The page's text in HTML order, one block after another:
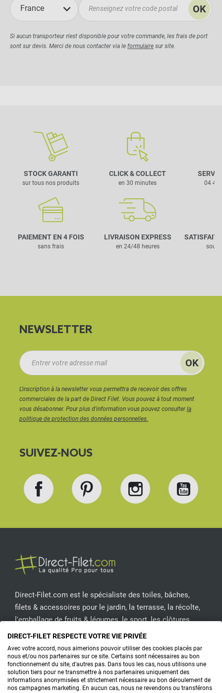
France OK
Si aucun transporteur n'est disponible pour votre commande, les frais de port
sont sur devis. Merci de nous contacter via le formulaire sur site.
STOCK GARANTI
sur tous nos produits
CLICK & COLLECT
en 30 minutes
PAIEMENT EN 4 FOIS
sans frais
LIVRAISON EXPRESS
en 24/48 heures
04 42
SATISFAIT
sous
NEWSLETTER
L'inscription à la newsletter vous permettra de recevoir des offres
commerciales de la part de Direct Filet. Vous pouvez à tout moment
vous désabonner. Pour plus d'information vous pouvez consulterla
politique de protection des données personnelles.
SUIVEZ-NOUS
Direct-Filet.com est le spécialiste des toiles, bâches,
filets & accessoires pour le jardin, la terrasse, la récolte,
l'emballage de fruits & légumes, le sport, les clôtures...
CONTACTEZ-NOUS
PRODUITS
DIRECT-FILET RESPECTE VOTRE VIE PRIVÉE
Avec votre accord, nous aimerions pouvoir utiliser des cookies placés par
nous et/ou nos partenaires sur ce site. Certains sont nécessaires au bon
fonctionnement du site, d'autres pas. Dans tous les cas, nous utilisons une
solution tiers pour ne transmettre à nos partenaires uniquement des
informations anonymisées et strictement nécessaire au bon déroulement de
nos campagnes marketing. En aucun cas, nous ne revendons ou transférons